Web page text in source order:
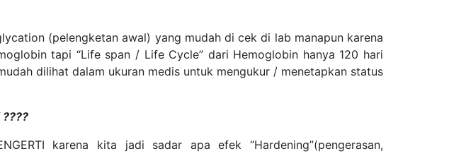
(pelengketan awal) yang mudah di cek di lab manapun karena
tapi “Life span / Life Cycle” dari Hemoglobin hanya 120 hari
dilihat dalam ukuran medis untuk mengukur / menetapkan status
karena kita jadi sadar apa efek “Hardening”(pengerasan,